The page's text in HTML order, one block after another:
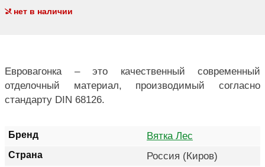
нет в наличии
Бренд Вятка Лес
Страна Россия (Киров)
Евровагонка – это качественный современный
отделочный материал, производимый согласно
стандарту DIN 68126.